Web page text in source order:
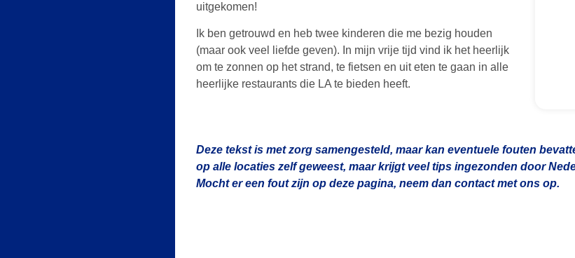
uitgekomen!
Ik ben getrouwd en heb twee kinderen die me bezig houden
(maar ook veel liefde geven). In mijn vrije tijd vind ik het heerlijk
om te zonnen op het strand, te fietsen en uit eten te gaan in alle
heerlijke restaurants die LA te bieden heeft.
Deze tekst is met zorg samengesteld, maar kan eventuele fouten
op alle locaties zelf geweest, maar krijgt veel tips ingezonden door
Mocht er een fout zijn op deze pagina, neem dan contact met ons op.